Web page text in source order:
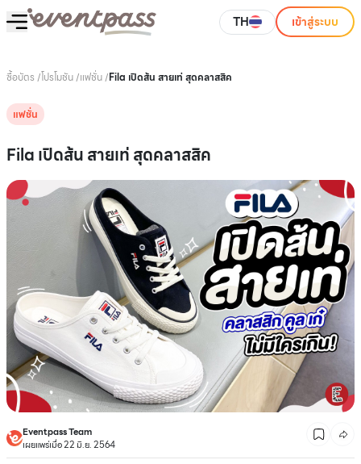
TH เข้าสู่ระบบ
ซื้อบัตร /โปรโมชัน/แฟชั่น/Fila เปิดส้น สายเท่ สุดคลาสสิค
แฟชั่น
Fila เปิดส้น สายเท่ สุดคลาสสิค
Eventpass Team
เผยแพร่เมื่อ 22 มิ.ย. 2564